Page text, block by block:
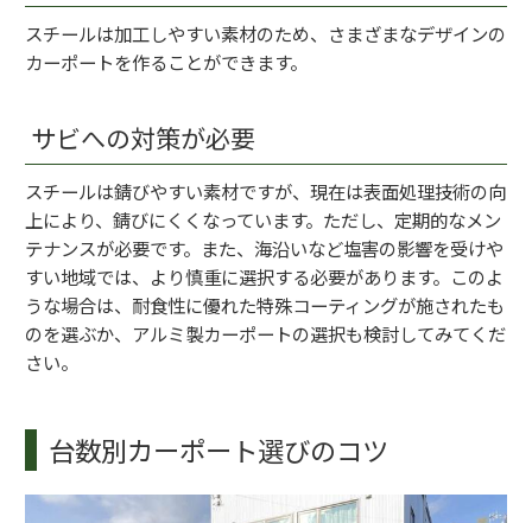
スチールは加工しやすい素材のため、さまざまなデザインの
カーポートを作ることができます。
サビへの対策が必要
スチールは錆びやすい素材ですが、現在は表面処理技術の向
上により、錆びにくくなっています。ただし、定期的なメン
テナンスが必要です。また、海沿いなど塩害の影響を受けや
すい地域では、より慎重に選択する必要があります。このよ
うな場合は、耐食性に優れた特殊コーティングが施されたも
のを選ぶか、アルミ製カーポートの選択も検討してみてくだ
さい。
台数別カーポート選びのコツ